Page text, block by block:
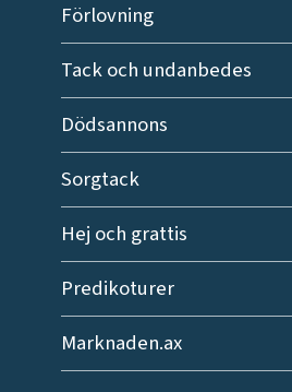
Förlovning
Tack och undanbedes
Dödsannons
Sorgtack
Hej och grattis
Predikoturer
Marknaden.ax